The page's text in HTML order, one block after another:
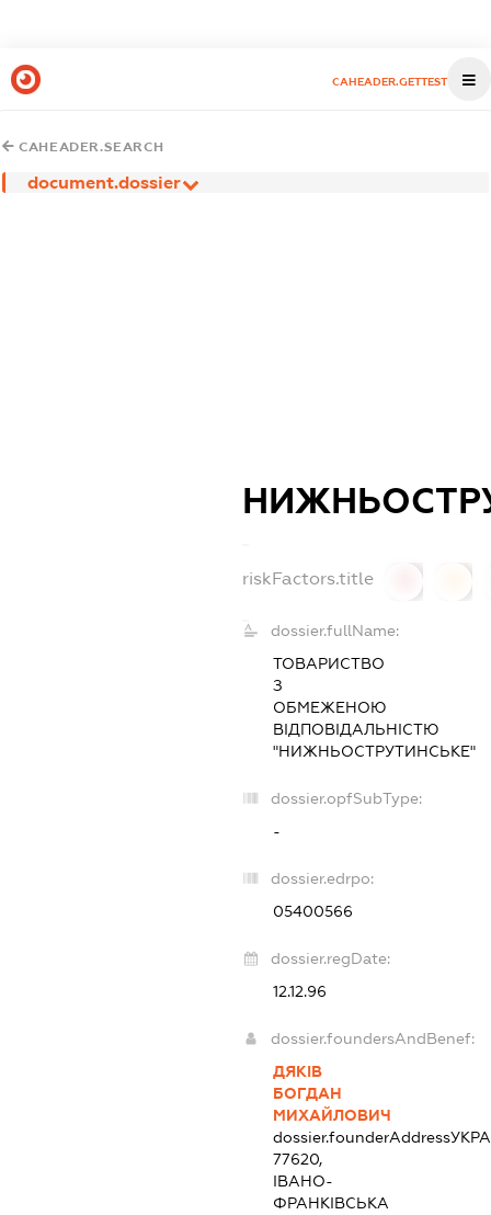
CAHEADER.GETTEST
CAHEADER.SEARCH
document.dossier
riskFactors.title
dossier.fullName:
ТОВАРИСТВО
З
ОБМЕЖЕНОЮ
ВІДПОВІДАЛЬНІСТЮ
"НИЖНЬОСТРУТИНСЬКЕ"
dossier.opfSubType:
-
dossier.edrpo:
05400566
dossier.regDate:
12.12.96
dossier.foundersAndBenef:
ДЯКІВ
БОГДАН
МИХАЙЛОВИЧ
dossier.founderAddress
77620,
ІВАНО-
ФРАНКІВСЬКА